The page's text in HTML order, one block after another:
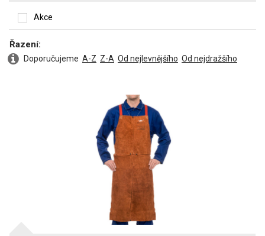
Řazení:
Doporučujeme A-Z Z-A Od nejlevnějšího Od nejdražšího
Akce